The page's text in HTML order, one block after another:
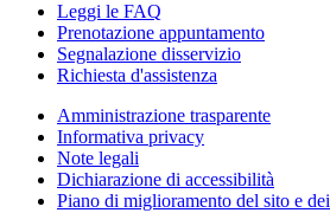
Leggi le FAQ
Prenotazione appuntamento
Segnalazione disservizio
Richiesta d'assistenza
Amministrazione trasparente
Informativa privacy
Note legali
Dichiarazione di accessibilità
Piano di miglioramento del sito e